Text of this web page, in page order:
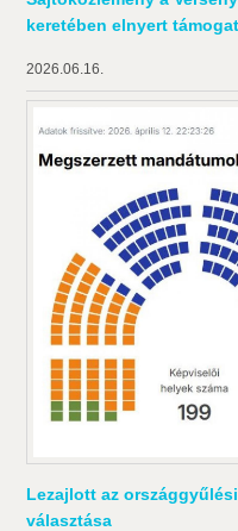
keretében elnyert
2026.06.16.
Lezajlott az
választása